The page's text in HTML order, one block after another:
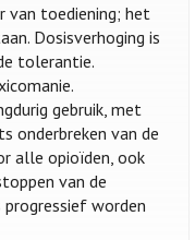
van toediening; het
Dosisverhoging is
tolerantie.
gebruik, met
onderbreken van de
alle opioïden, ook
van de
worden